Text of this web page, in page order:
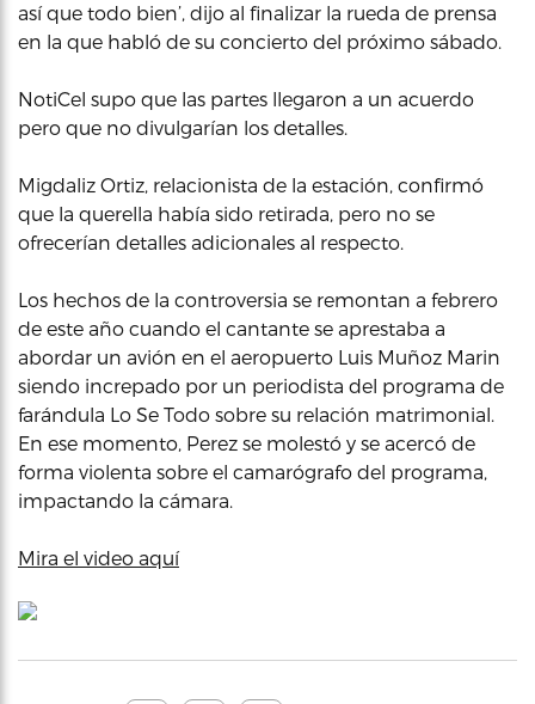
así que todo bien’, dijo al finalizar la rueda de prensa
en la que habló de su concierto del próximo sábado.
NotiCel supo que las partes llegaron a un acuerdo
pero que no divulgarían los detalles.
Migdaliz Ortiz, relacionista de la estación, confirmó
que la querella había sido retirada, pero no se
ofrecerían detalles adicionales al respecto.
Los hechos de la controversia se remontan a febrero
de este año cuando el cantante se aprestaba a
abordar un avión en el aeropuerto Luis Muñoz Marin
siendo increpado por un periodista del programa de
farándula Lo Se Todo sobre su relación matrimonial.
En ese momento, Perez se molestó y se acercó de
forma violenta sobre el camarógrafo del programa,
impactando la cámara.
Mira el video aquí